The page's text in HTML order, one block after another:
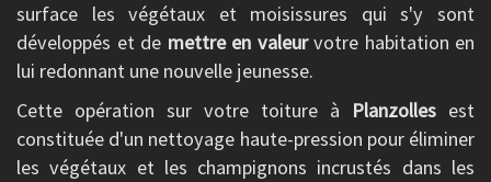
surface les végétaux et moisissures qui s'y sont
développés et de mettre en valeurvotre habitation en
lui redonnant une nouvelle jeunesse.
Cette opération sur votre toiture à Planzolles est
constituée d'un nettoyage haute-pression pour éliminer
les végétaux et les champignons incrustés dans les